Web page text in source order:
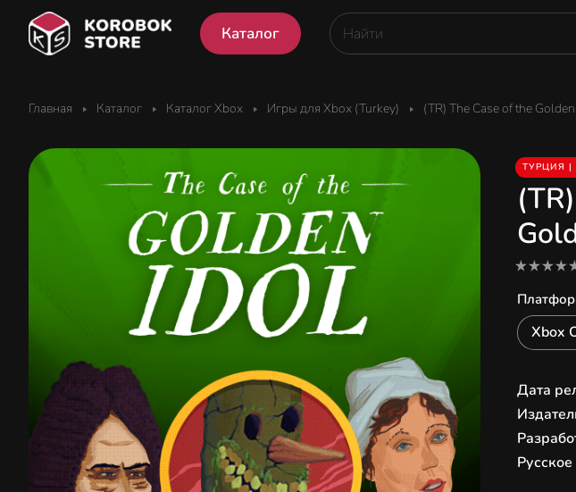
Каталог
Главная Каталог Каталог Xbox Игры для Xbox (Turkey) (TR) The Case of the
ТУРЦИЯ
Xbox
Дата